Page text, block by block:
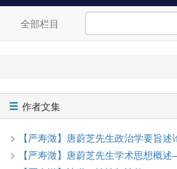
全部栏目
作者文集
【严寿澂】唐蔚芝先生政治学要旨述
【严寿澂】唐蔚芝先生学术思想概述